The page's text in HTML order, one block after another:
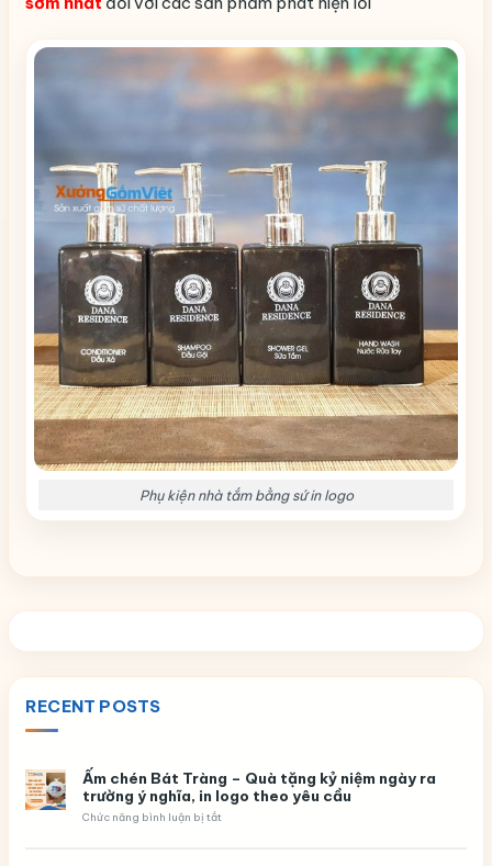
Phụ kiện nhà tắm bằng sứ in logo
RECENT POSTS
Ấm chén Bát Tràng – Quà tặng kỷ niệm ngày ra
trường ý nghĩa, in logo theo yêu cầu
Chức năng bình luận bị tắt